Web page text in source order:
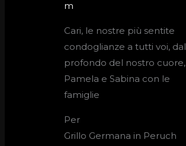
m
Cari, le nostre più sentite
condoglianze a tutti voi, dal
profondo del nostro cuore,
Pamela e Sabina con le
famiglie
Per
Grillo Germana in Peruch